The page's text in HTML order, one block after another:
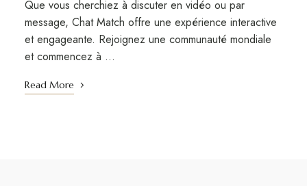
Que vous cherchiez à discuter en vidéo ou par
message, Chat Match offre une expérience interactive
et engageante. Rejoignez une communauté mondiale
et commencez à …
Read More